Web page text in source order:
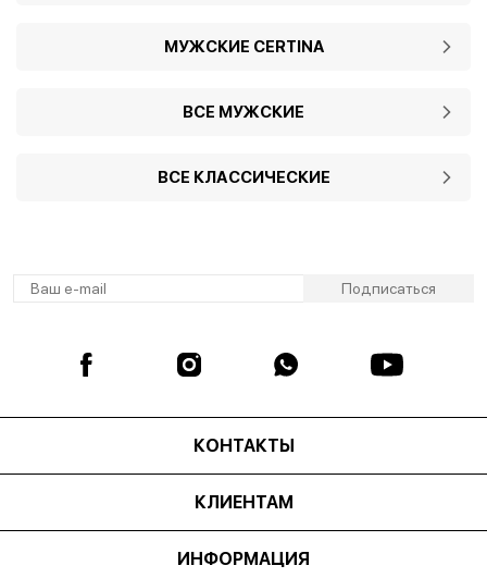
МУЖСКИЕ CERTINA
ВСЕ МУЖСКИЕ
ВСЕ КЛАССИЧЕСКИЕ
КОНТАКТЫ
КЛИЕНТАМ
ИНФОРМАЦИЯ